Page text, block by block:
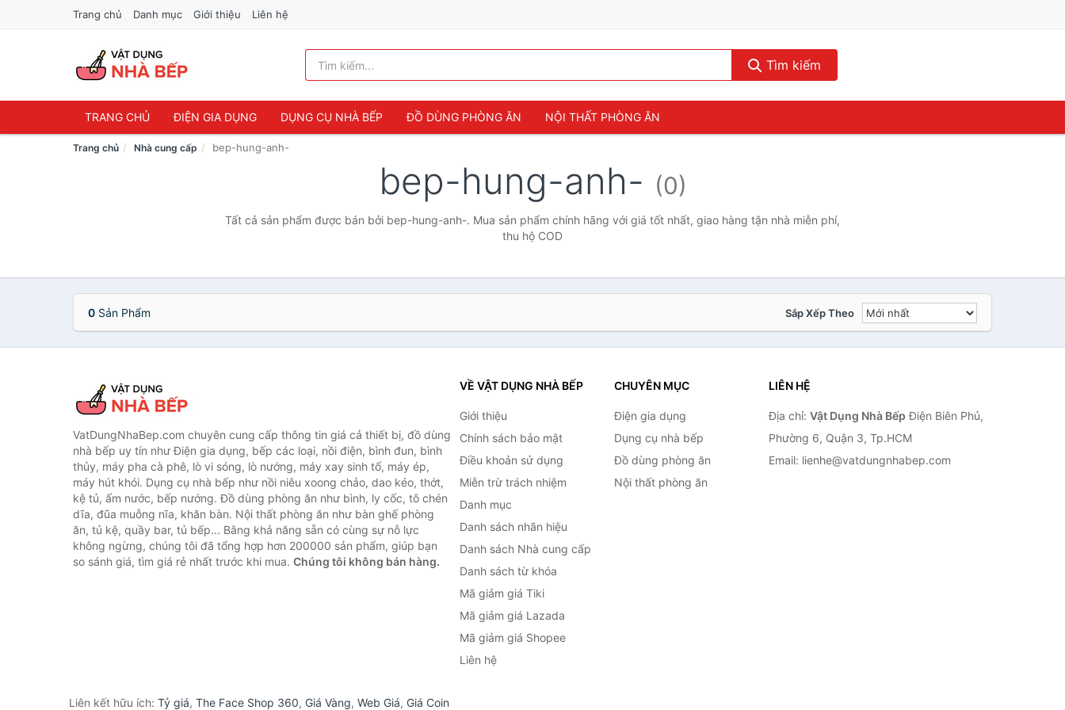
Trang chủ Danh mục Giới thiệu Liên hệ
Tìm kiếm
TRANG CHỦ ĐIỆN GIA DỤNG DỤNG CỤ NHÀ BẾP ĐỒ DÙNG PHÒNG ĂN NỘI THẤT PHÒNG ĂN
Trang chủ Nhà cung cấp bep-hung-anh-
bep-hung-anh- (0)
Tất cả sản phẩm được bán bởi bep-hung-anh-. Mua sản phẩm chính hãng với giá tốt nhất, giao hàng tận nhà miễn phí,
thu hộ COD
0 Sản Phẩm Sắp Xếp Theo
VatDungNhaBep.com chuyên cung cấp thông tin giá cả thiết bị, đồ dùng
nhà bếp uy tín như Điện gia dụng, bếp các loại, nồi điện, bình đun, bình
thủy, máy pha cà phê, lò vi sóng, lò nướng, máy xay sinh tố, máy ép,
máy hút khói. Dụng cụ nhà bếp như nồi niêu xoong chảo, dao kéo, thớt,
kệ tủ, ấm nước, bếp nướng. Đồ dùng phòng ăn như bình, ly cốc, tô chén
dĩa, đũa muỗng nĩa, khăn bàn. Nội thất phòng ăn như bàn ghế phòng
ăn, tủ kệ, quầy bar, tủ bếp... Bằng khả năng sẵn có cùng sự nỗ lực
không ngừng, chúng tôi đã tổng hợp hơn 200000 sản phẩm, giúp bạn
so sánh giá, tìm giá rẻ nhất trước khi mua. Chúng tôi không bán hàng.
VỀ VẬT DỤNG NHÀ BẾP
Giới thiệu
Chính sách bảo mật
Điều khoản sử dụng
Miễn trừ trách nhiệm
Danh mục
Danh sách nhãn hiệu
Danh sách Nhà cung cấp
Danh sách từ khóa
Mã giảm giá Tiki
Mã giảm giá Lazada
Mã giảm giá Shopee
Liên hệ
CHUYÊN MỤC
Điện gia dụng
Dụng cụ nhà bếp
Đồ dùng phòng ăn
Nội thất phòng ăn
LIÊN HỆ
Địa chỉ: Vật Dụng Nhà Bếp Điện Biên Phủ,
Phường 6, Quận 3, Tp.HCM
Email: lienhe@vatdungnhabep.com
Liên kết hữu ích: Tỷ giá, The Face Shop 360, Giá Vàng, Web Giá, Giá Coin